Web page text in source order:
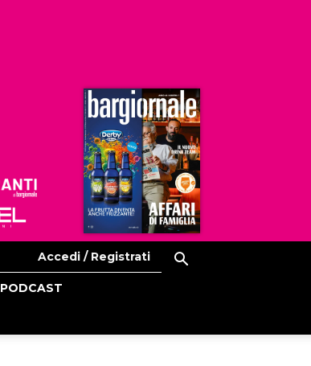
Ristoranti
Hoteldomani
Accedi / Registrati
PODCAST